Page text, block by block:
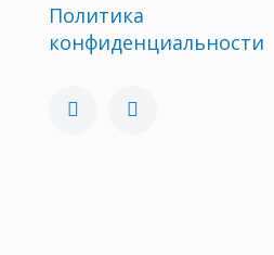
Политика
конфиденциальности